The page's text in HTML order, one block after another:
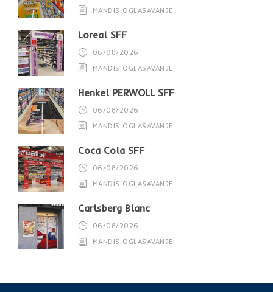
MANDIS OGLASAVANJE
Loreal SFF
06/08/2026
MANDIS OGLASAVANJE
Henkel PERWOLL SFF
06/08/2026
MANDIS OGLASAVANJE
Coca Cola SFF
06/08/2026
MANDIS OGLASAVANJE
Carlsberg Blanc
06/08/2026
MANDIS OGLASAVANJE